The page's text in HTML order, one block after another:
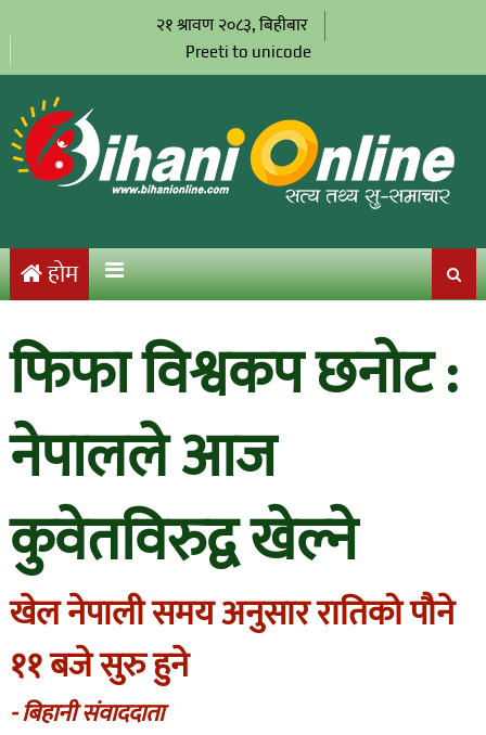
२१ श्रावण २०८३, बिहीबार
Preeti to unicode
होम
फिफा विश्वकप छनोट :
नेपालले आज
कुवेतविरुद्व खेल्ने
खेल नेपाली समय अनुसार रातिको पौने
११ बजे सुरु हुने
- बिहानी संवाददाता